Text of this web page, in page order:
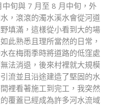
旬與 7 月至 8 月中旬，外
，滾滾的濁水溪水會從河道
填滿，這樣從小看到大的場
此熟悉且理所當然的日常，
在梅雨季時將道路的低窪處
法消退，後來村裡就大規模
流並且沿途建造了堅固的水
裡看著施工到完工，我突然
覆蓋已經成為許多河水流域